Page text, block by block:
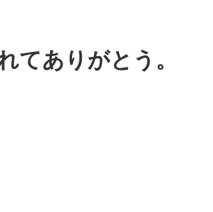
てありがとう。